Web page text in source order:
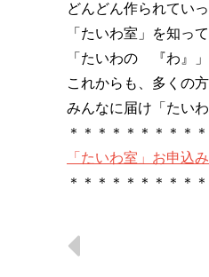
どんどん作られてい
「たいわ室」を知っ
「たいわの 『わ』
これからも、多くの
みんなに届け「たい
＊＊＊＊＊＊＊＊＊
「たいわ室」お申込
＊＊＊＊＊＊＊＊＊